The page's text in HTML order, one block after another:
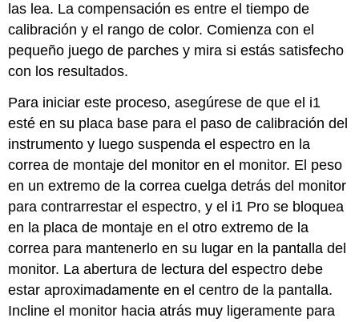
las lea. La compensación es entre el tiempo de
calibración y el rango de color. Comienza con el
pequeño juego de parches y mira si estás satisfecho
con los resultados.
Para iniciar este proceso, asegúrese de que el i1
esté en su placa base para el paso de calibración del
instrumento y luego suspenda el espectro en la
correa de montaje del monitor en el monitor. El peso
en un extremo de la correa cuelga detrás del monitor
para contrarrestar el espectro, y el i1 Pro se bloquea
en la placa de montaje en el otro extremo de la
correa para mantenerlo en su lugar en la pantalla del
monitor. La abertura de lectura del espectro debe
estar aproximadamente en el centro de la pantalla.
Incline el monitor hacia atrás muy ligeramente para